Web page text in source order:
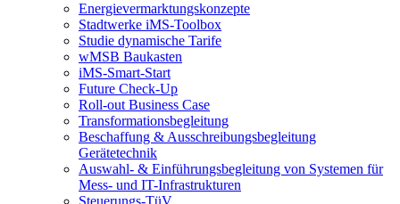
Energievermarktungskonzepte
Stadtwerke iMS-Toolbox
Studie dynamische Tarife
wMSB Baukasten
iMS-Smart-Start
Future Check-Up
Roll-out Business Case
Transformationsbegleitung
Beschaffung & Ausschreibungsbegleitung
Gerätetechnik
Auswahl- & Einführungsbegleitung von Systemen für
Mess- und IT-Infrastrukturen
Steuerungs-TüV